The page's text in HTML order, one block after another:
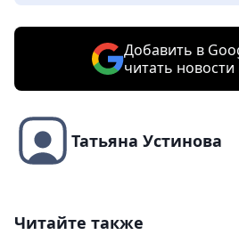
Добавить в
читать
Татьяна Устинова
Читайте также